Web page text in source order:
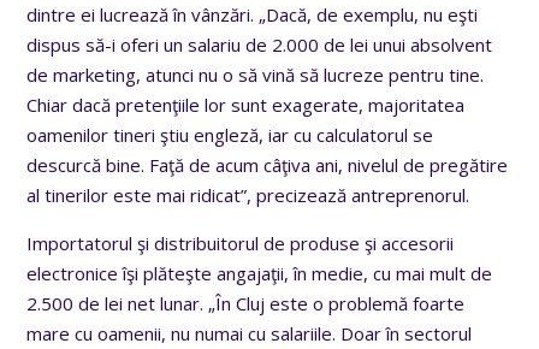
dintre ei lucrează în vânzări. „Dacă, de exemplu, nu eşti
dispus să-i oferi un salariu de 2.000 de lei unui absolvent
de marketing, atunci nu o să vină să lucreze pentru tine.
Chiar dacă pretenţiile lor sunt exagerate, majoritatea
oamenilor tineri ştiu engleză, iar cu calculatorul se
descurcă bine. Faţă de acum câţiva ani, nivelul de pregătire
al tinerilor este mai ridicat”, precizează antreprenorul.
Importatorul şi distribuitorul de produse şi accesorii
electronice îşi plăteşte angajaţii, în medie, cu mai mult de
2.500 de lei net lunar. „În Cluj este o problemă foarte
mare cu oamenii, nu numai cu salariile. Doar în sectorul